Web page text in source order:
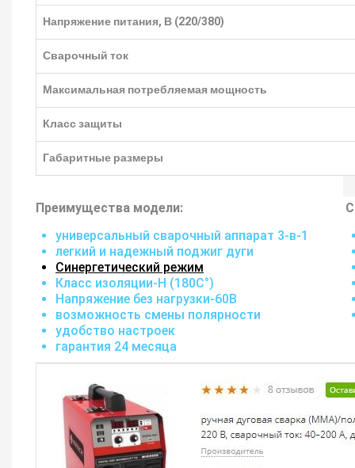
Напряжение питания, В (220/380)
Сварочный ток
Максимальная потребляемая мощность
Класс защиты
Габаритные размеры
Преимущества модели:
универсальный сварочный аппарат 3-в-1
легкий и надежный поджиг дуги
Синергетический режим
Класс изоляции-H (180C°)
Напряжение без нагрузки-60В
возможность смены полярности
удобство настроек
гарантия 24 месяца